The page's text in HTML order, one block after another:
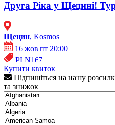
Друга Ріка у Щецині!
Щецин, Kosmos
16 жов пт 20:00
PLN167
Купити квиток
Підпишіться на нашу
та знижок